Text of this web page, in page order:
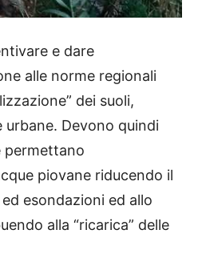
e dare
alle norme regionali
dei suoli,
Devono quindi
permettano
piovane riducendo il
esondazioni ed allo
alla “ricarica” delle